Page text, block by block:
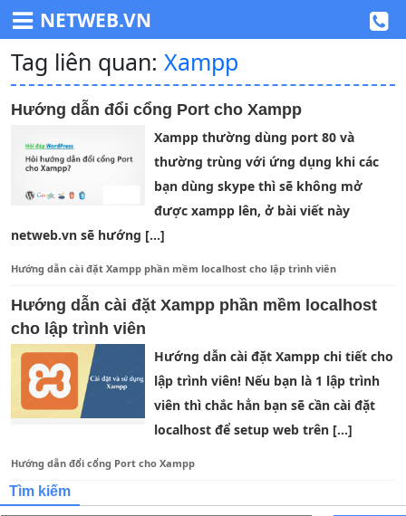
NETWEB.VN
Tag liên quan: Xampp
Hướng dẫn đổi cổng Port cho Xampp
Xampp thường dùng port 80 và
thường trùng với ứng dụng khi các
bạn dùng skype thì sẽ không mở
được xampp lên, ở bài viết này
netweb.vn sẽ hướng […]
Hướng dẫn cài đặt Xampp phần mềm localhost cho lập trình viên
Hướng dẫn cài đặt Xampp phần mềm localhost
cho lập trình viên
Hướng dẫn cài đặt Xampp chi tiết cho
lập trình viên! Nếu bạn là 1 lập trình
viên thì chắc hẳn bạn sẽ cần cài đặt
localhost để setup web trên […]
Hướng dẫn đổi cổng Port cho Xampp
Tìm kiếm